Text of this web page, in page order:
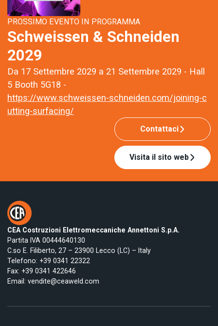
PROSSIMO EVENTO IN PROGRAMMA
Schweissen & Schneiden
2029
Da 17 Settembre 2029 a 21 Settembre 2029 - Hall
5 Booth 5G18 -
https://www.schweissen-schneiden.com/joining-c
utting-surfacing/
Contattaci
Visita il sito web
CEA Costruzioni Elettromeccaniche Annettoni S.p.A.
Partita IVA 00444640130
C.so E. Filiberto, 27 – 23900 Lecco (LC) – Italy
Telefono: +39 0341 22322
Fax: +39 0341 422646
Email: vendite@ceaweld.com